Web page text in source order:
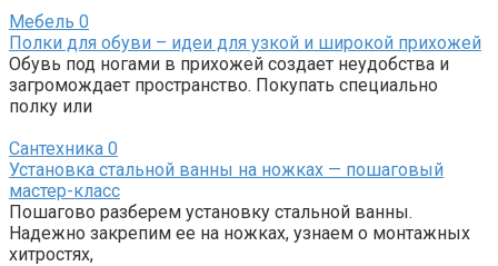
Мебель 0
Полки для обуви – идеи для узкой и широкой прихожей
Обувь под ногами в прихожей создает неудобства и
загромождает пространство. Покупать специально
полку или
Сантехника 0
Установка стальной ванны на ножках — пошаговый
мастер-класс
Пошагово разберем установку стальной ванны.
Надежно закрепим ее на ножках, узнаем о монтажных
хитростях,